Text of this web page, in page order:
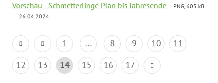
Vorschau - Schmetterlinge Plan bis Jahresende
PNG, 605 kB
26.04.2024
1 ... 8 9 10
11
12
13 14 15 16 17